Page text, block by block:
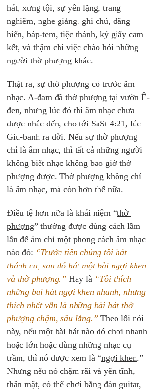
hát, xưng tội, sự yên lặng, trang
nghiêm, nghe giảng, ghi chú, dâng
hiến, báp-tem, tiệc thánh, ký giấy cam
kết, và thậm chí việc chào hỏi những
người thờ phượng khác.
Thật ra, sự thờ phượng có trước âm
nhạc. A-đam đã thờ phượng tại vườn Ê-
đen, nhưng lúc đó thì âm nhạc chưa
được nhắc đến, cho tới SaSt 4:21, lúc
Giu-banh ra đời. Nếu sự thờ phượng
chỉ là âm nhạc, thì tất cả những người
không biết nhạc không bao giờ thờ
phượng được. Thờ phượng không chỉ
là âm nhạc, mà còn hơn thế nữa.
Điều tệ hơn nữa là khái niệm “thờ
phượng” thường được dùng cách lầm
lẫn để ám chỉ một phong cách âm nhạc
nào đó: “Trước tiên chúng tôi hát
thánh ca, sau đó hát một bài ngợi khen
và thờ phượng.” Hay là “Tôi thích
những bài hát ngợi khen nhanh, nhưng
thích nhất vẫn là những bài hát thờ
phượng chậm, sâu lắng.” Theo lối nói
này, nếu một bài hát nào đó chơi nhanh
hoặc lớn hoặc dùng những nhạc cụ
trầm, thì nó được xem là “ngợi khen.”
Nhưng nếu nó chậm rãi và yên tĩnh,
thân mật, có thể chơi bằng đàn guitar,